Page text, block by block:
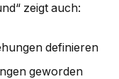
zeigt auch:
definieren
geworden